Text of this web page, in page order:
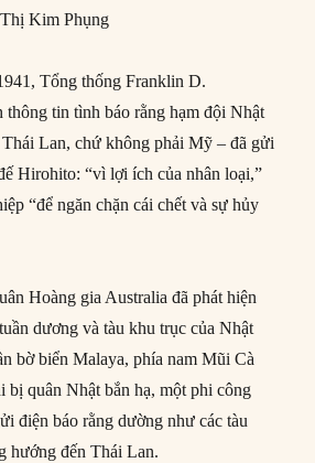
Kim Phụng
Tổng thống Franklin D.
thông tin tình báo rằng hạm đội Nhật
Lan, chứ không phải Mỹ – đã gửi
Hirohito: “vì lợi ích của nhân loại,”
“để ngăn chặn cái chết và sự hủy
Hoàng gia Australia đã phát hiện
dương và tàu khu trục của Nhật
bờ biển Malaya, phía nam Mũi Cà
bị quân Nhật bắn hạ, một phi công
điện báo rằng dường như các tàu
hướng đến Thái Lan.